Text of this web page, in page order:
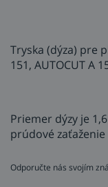
Tryska (dýza) pre
151, AUTOCUT A
Priemer dýzy je
prúdové zaťaženie
Odporučte nás svojím